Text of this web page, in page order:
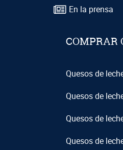
En la prensa
COMPRAR
Quesos de
Quesos de
Quesos de
Quesos de